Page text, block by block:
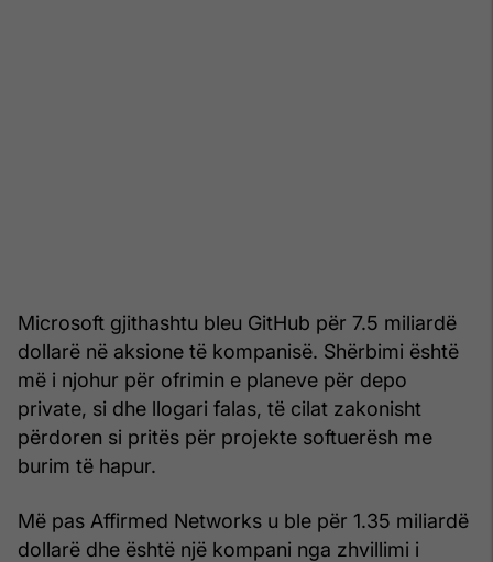
Microsoft gjithashtu bleu GitHub për 7.5 miliardë
dollarë në aksione të kompanisë. Shërbimi është
më i njohur për ofrimin e planeve për depo
private, si dhe llogari falas, të cilat zakonisht
përdoren si pritës për projekte softuerësh me
burim të hapur.
Më pas Affirmed Networks u ble për 1.35 miliardë
dollarë dhe është një kompani nga zhvillimi i